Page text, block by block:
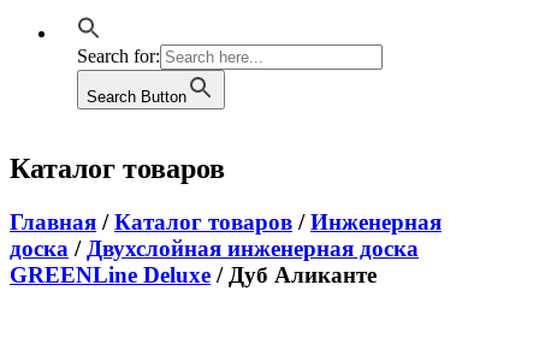
Search for:
Search Button
Каталог товаров
Главная /Каталог товаров /Инженерная
доска / Двухслойная инженерная доска
GREENLine Deluxe / Дуб Аликанте